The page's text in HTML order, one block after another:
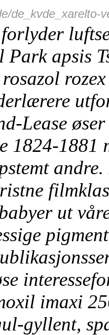
de_kvde_xarelto-
apsis
Lease
1824-1881
andre.
ut
imaxi
gyllent,